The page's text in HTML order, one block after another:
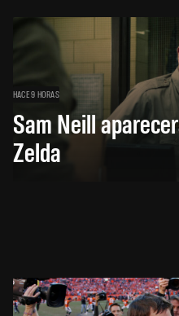
HACE 9 HORAS
Sam Neill
Zelda